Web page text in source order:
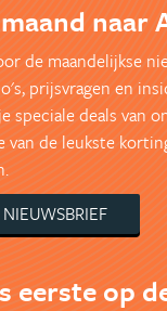
naar
de maandelijkse
prijsvragen en
speciale deals van
van de leukste
eerste op